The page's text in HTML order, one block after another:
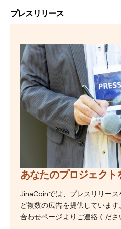
プレスリリース
あなたのプロジェクト
JinaCoinでは、プレスリリー
ど複数の広告を提供していま
合わせページよりご連絡くださ